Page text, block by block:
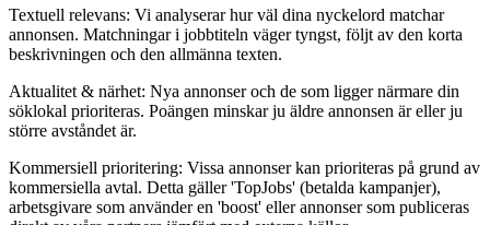
Textuell relevans: Vi analyserar hur väl dina nyckelord matchar
annonsen. Matchningar i jobbtiteln väger tyngst, följt av den korta
beskrivningen och den allmänna texten.
Aktualitet & närhet: Nya annonser och de som ligger närmare din
söklokal prioriteras. Poängen minskar ju äldre annonsen är eller ju
större avståndet är.
Kommersiell prioritering: Vissa annonser kan prioriteras på grund av
kommersiella avtal. Detta gäller 'TopJobs' (betalda kampanjer),
arbetsgivare som använder en 'boost' eller annonser som publiceras